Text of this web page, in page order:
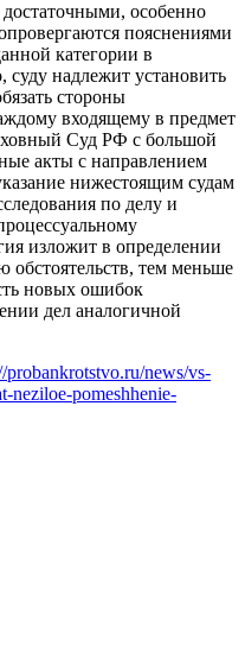
особенно
пояснениями
категории в
надлежит установить
стороны
входящему в предмет
Суд РФ с большой
акты с направлением
нижестоящим судам
по делу и
изложит в определении
обстоятельств, тем меньше
новых ошибок
дел аналогичной
probankrotstvo.ru/news/vs-
neziloe-pomeshhenie-